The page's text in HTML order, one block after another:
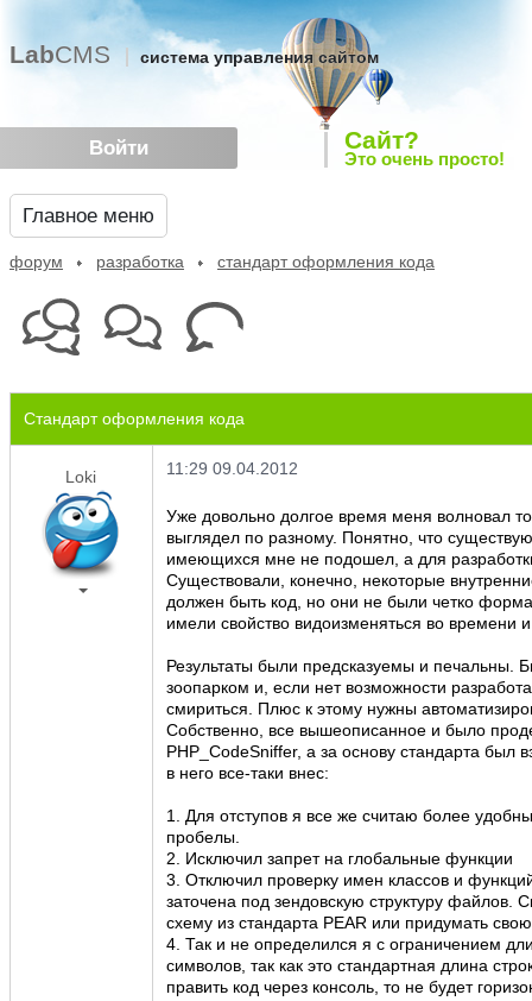
Войти
LabCMS система управления сайтом
Сайт?
Это очень просто!
Главное меню
форум разработка стандарт оформления кода
Стандарт оформления кода
Loki 11:29 09.04.2012
Уже довольно долгое время меня волновал
выглядел по разному. Понятно, что
имеющихся мне не подошел, а для
Существовали, конечно, некоторые
должен быть код, но они не были четко
имели свойство видоизменяться во времени
Результаты были предсказуемы и печальны.
зоопарком и, если нет возможности
смириться. Плюс к этому нужны
Собственно, все вышеописанное и было
PHP_CodeSniffer, а за основу стандарта был
в него все-таки внес:
1. Для отступов я все же считаю более
пробелы.
2. Исключил запрет на глобальные функции
3. Отключил проверку имен классов и
заточена под зендовскую структуру файлов.
схему из стандарта PEAR или придумать
4. Так и не определился я с ограничением
символов, так как это стандартная длина
править код через консоль, то не будет